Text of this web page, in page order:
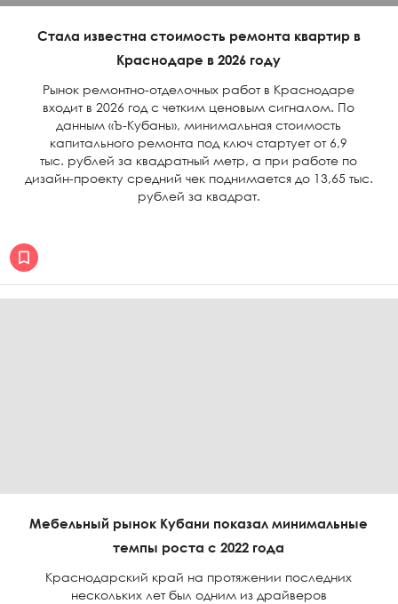
Стала известна стоимость ремонта квартир в
Краснодаре в 2026 году
Рынок ремонтно-отделочных работ в Краснодаре
входит в 2026 год с четким ценовым сигналом. По
данным «Ъ-Кубань», минимальная стоимость
капитального ремонта под ключ стартует от 6,9
тыс. рублей за квадратный метр, а при работе по
дизайн-проекту средний чек поднимается до 13,65 тыс.
рублей за квадрат.
Мебельный рынок Кубани показал минимальные
темпы роста с 2022 года
Краснодарский край на протяжении последних
нескольких лет был одним из драйверов